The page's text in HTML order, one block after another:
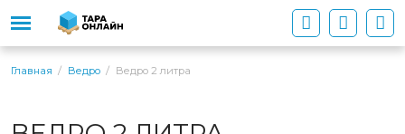
Главная Ведро Ведро 2 литра